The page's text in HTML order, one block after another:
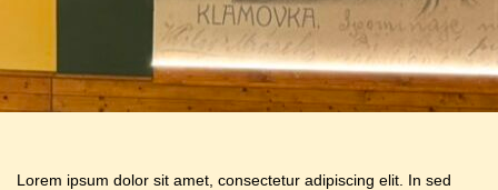
Lorem ipsum dolor sit amet, consectetur adipiscing elit. In sed